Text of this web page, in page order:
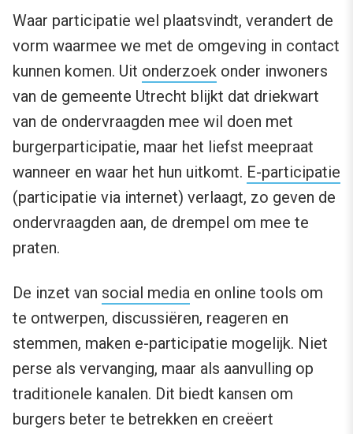
Waar participatie wel plaatsvindt, verandert de
vorm waarmee we met de omgeving in contact
kunnen komen. Uit onderzoek onder inwoners
van de gemeente Utrecht blijkt dat driekwart
van de ondervraagden mee wil doen met
burgerparticipatie, maar het liefst meepraat
wanneer en waar het hun uitkomt. E-participatie
(participatie via internet) verlaagt, zo geven de
ondervraagden aan, de drempel om mee te
praten.
De inzet van social media en online tools om
te ontwerpen, discussiëren, reageren en
stemmen, maken e-participatie mogelijk. Niet
perse als vervanging, maar als aanvulling op
traditionele kanalen. Dit biedt kansen om
burgers beter te betrekken en creëert